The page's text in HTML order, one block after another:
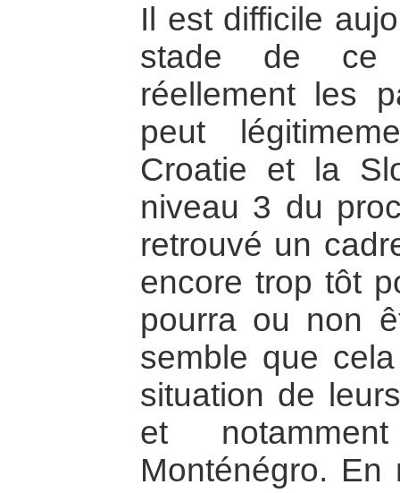
Il est difficile
stade de ce
réellement les
peut
Croatie et la
niveau 3 du
retrouvé un
encore trop tôt
pourra ou non
semble que
situation de
et
Monténégro. En